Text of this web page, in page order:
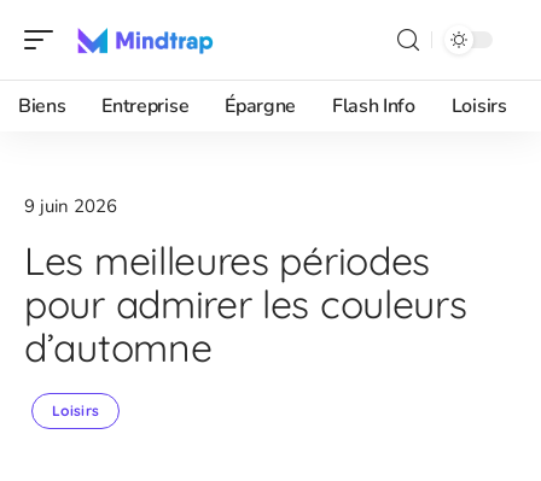
Biens Entreprise Épargne Flash Info Loisirs
9 juin 2026
Les meilleures périodes
pour admirer les couleurs
d’automne
Loisirs